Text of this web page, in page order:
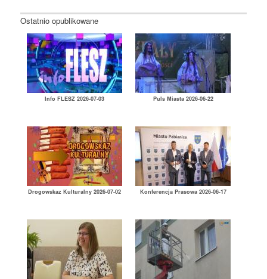
Ostatnio opublikowane
Info FLESZ 2026-07-03 Puls Miasta 2026-06-22
Drogowskaz Kulturalny 2026-07-02 Konferencja Prasowa 2026-06-17